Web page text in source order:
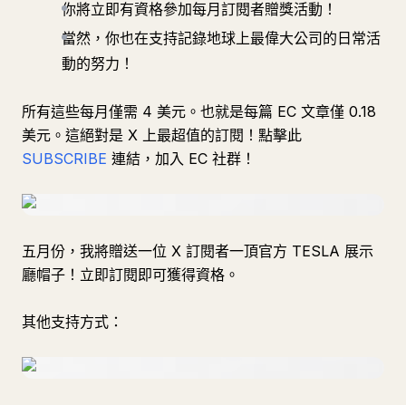
你將立即有資格參加每月訂閱者贈獎活動！
當然，你也在支持記錄地球上最偉大公司的日常活
動的努力！
所有這些每月僅需 4 美元。也就是每篇 EC 文章僅 0.18
美元。這絕對是 X 上最超值的訂閱！點擊此
SUBSCRIBE 連結，加入 EC 社群！
五月份，我將贈送一位 X 訂閱者一頂官方 TESLA 展示
廳帽子！立即訂閱即可獲得資格。
其他支持方式：